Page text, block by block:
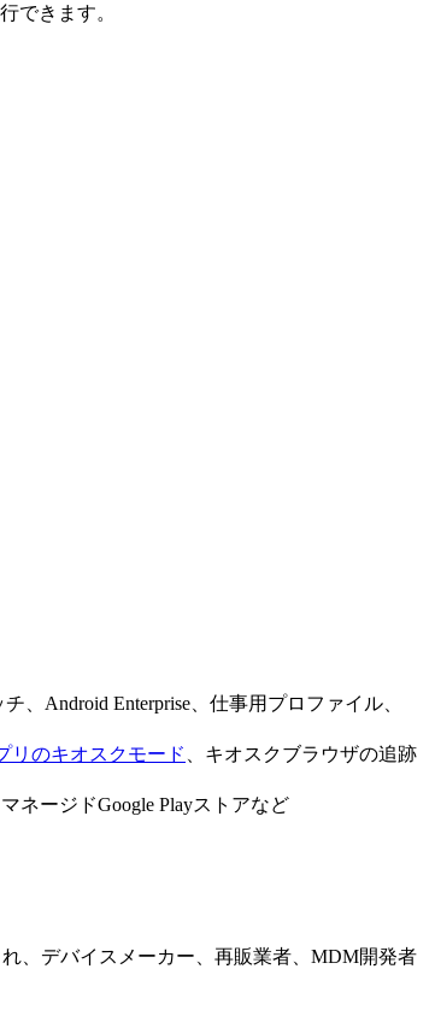
できます。
Android Enterprise、仕事用プロファイル、
リのキオスクモード
、キオスクブラウザの追跡
ネージドGoogle Playストアなど
、デバイスメーカー、再販業者、MDM開発者